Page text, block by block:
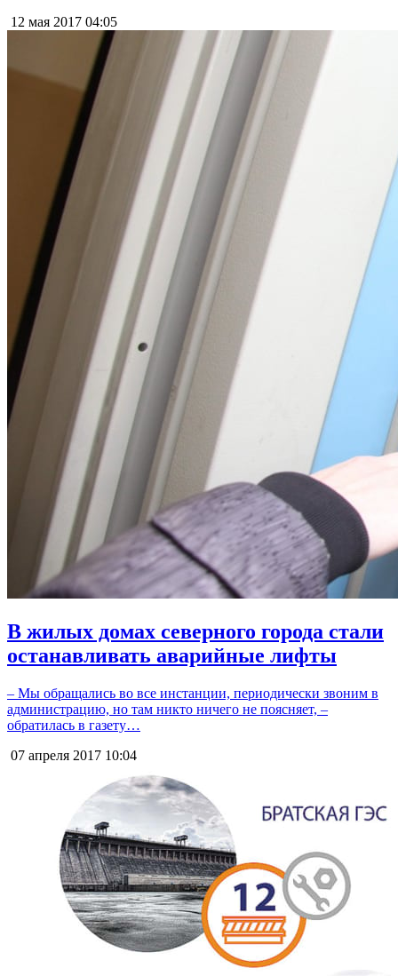
12 мая 2017 04:05
В жилых домах северного города стали
останавливать аварийные лифты
– Мы обращались во все инстанции, периодически звоним в
администрацию, но там никто ничего не поясняет, –
обратилась в газету…
07 апреля 2017 10:04